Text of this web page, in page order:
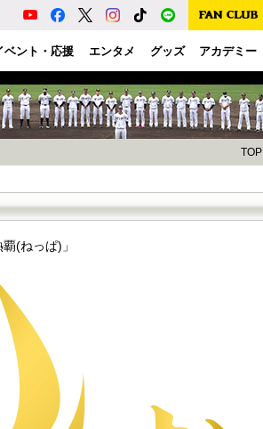
ベント・応援 エンタメ グッズ アカデミー
TOP
(ねっぱ)」